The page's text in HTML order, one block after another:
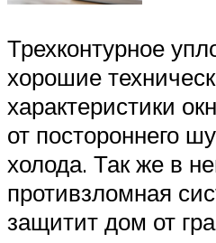
Трехконтурное
хорошие
характеристики
от постороннего
холода. Так же в
противзломная
защитит дом от